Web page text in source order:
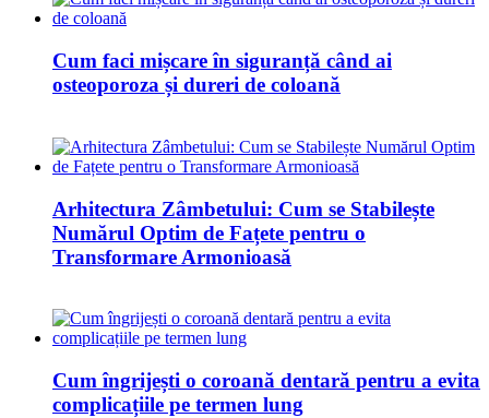
Cum faci mișcare în siguranță când ai
osteoporoza și dureri de coloană
Arhitectura Zâmbetului: Cum se Stabilește
Numărul Optim de Fațete pentru o
Transformare Armonioasă
Cum îngrijești o coroană dentară pentru a evita
complicațiile pe termen lung